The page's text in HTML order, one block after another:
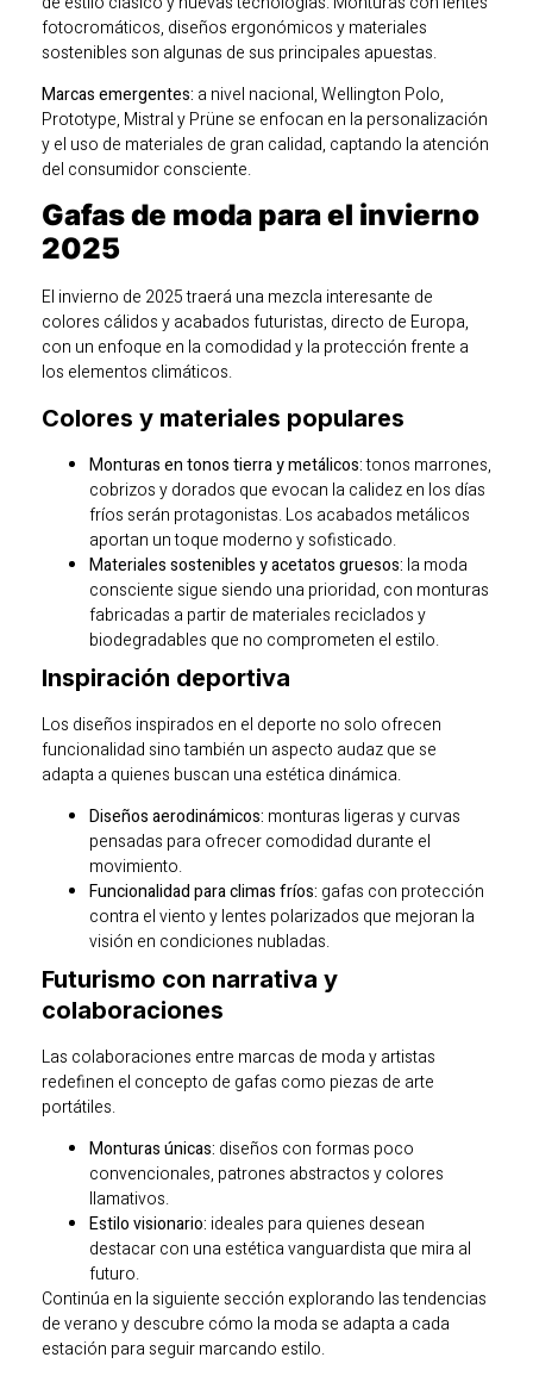
fotocromáticos, diseños ergonómicos y materiales
sostenibles son algunas de sus principales apuestas.
Marcas emergentes: a nivel nacional, Wellington Polo,
Prototype, Mistral y Prüne se enfocan en la personalización
y el uso de materiales de gran calidad, captando la atención
del consumidor consciente.
Gafas de moda para el invierno
2025
El invierno de 2025 traerá una mezcla interesante de
colores cálidos y acabados futuristas, directo de Europa,
con un enfoque en la comodidad y la protección frente a
los elementos climáticos.
Colores y materiales populares
Monturas en tonos tierra y metálicos:tonos marrones,
cobrizos y dorados que evocan la calidez en los días
fríos serán protagonistas. Los acabados metálicos
aportan un toque moderno y sofisticado.
Materiales sostenibles y acetatos gruesos: la moda
consciente sigue siendo una prioridad, con monturas
fabricadas a partir de materiales reciclados y
biodegradables que no comprometen el estilo.
Inspiración deportiva
Los diseños inspirados en el deporte no solo ofrecen
funcionalidad sino también un aspecto audaz que se
adapta a quienes buscan una estética dinámica.
Diseños aerodinámicos: monturas ligeras y curvas
pensadas para ofrecer comodidad durante el
movimiento.
Funcionalidad para climas fríos: gafas con protección
contra el viento y lentes polarizados que mejoran la
visión en condiciones nubladas.
Futurismo con narrativa y
colaboraciones
Las colaboraciones entre marcas de moda y artistas
redefinen el concepto de gafas como piezas de arte
portátiles.
Monturas únicas: diseños con formas poco
convencionales, patrones abstractos y colores
llamativos.
Estilo visionario: ideales para quienes desean
destacar con una estética vanguardista que mira al
futuro.
Continúa en la siguiente sección explorando las tendencias
de verano y descubre cómo la moda se adapta a cada
estación para seguir marcando estilo.